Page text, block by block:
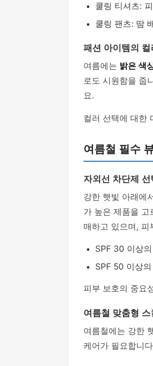
쿨링 티셔츠:
쿨링 팬츠: 땀
패션 아이템의 컬
여름에는 밝은 색
로도 시원함을 줍
요.
컬러 선택에 대한
여름철 필수
자외선 차단제 선
강한 햇빛 아래에
가 높은 제품을 고
매하고 있으며, 피
SPF 30 이상
SPF 50 이상
피부 보호의 중요
여름철 맞춤형 스
여름철에는 강한
케어가 필요합니